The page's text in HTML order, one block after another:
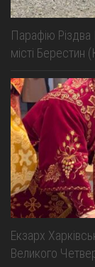
Парафію
місті Берестин
Екзарх
Великого